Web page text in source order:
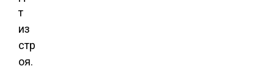
т
из
стр
оя.